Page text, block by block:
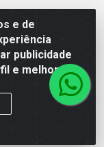
e de
publicidade
e melhorar a
LTDA -
- Oeiras/PI
50